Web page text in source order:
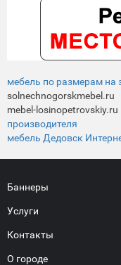
мебель по размерам на
solnechnogorskmebel.ru
mebel-losinopetrovskiy.ru
производителя
мебель Дедовск
Баннеры
Услуги
Контакты
О городе